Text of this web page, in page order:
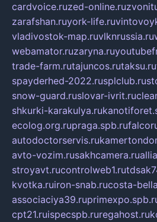
cardvoice.ruzed-online.ru
zarafshan.ruyork-life.ru
vladivostok-map.ruvlknrussia.ru
webamator.ruzaryna.ru
trade-farm.rutajuncos.rutaksu.ru
spayderhed-2022.rusplclub.ru
snow-guard.ruslovar-ivrit.ru
shkurki-karakulya.ru
ecolog.org.rupraga.spb.ru
autodoctorservis.ru
avto-vozim.rusakhcamera.ru
stroyavt.rucontrolweb1.ru
kvotka.ruiron-snab.rucosta-
associaciya39.ru
cpt21.ruispecspb.ruregahost.ru